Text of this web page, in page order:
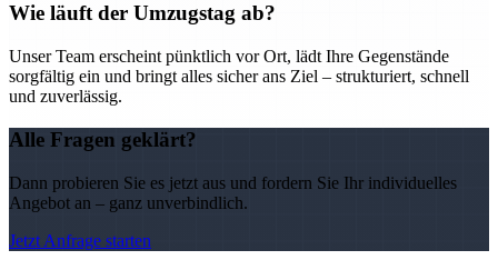
Wie läuft der Umzugstag ab?
Unser Team erscheint pünktlich vor Ort, lädt Ihre Gegenstände
sorgfältig ein und bringt alles sicher ans Ziel – strukturiert, schnell
und zuverlässig.
Alle Fragen geklärt?
Dann probieren Sie es jetzt aus und fordern Sie Ihr individuelles
Angebot an – ganz unverbindlich.
Jetzt Anfrage starten